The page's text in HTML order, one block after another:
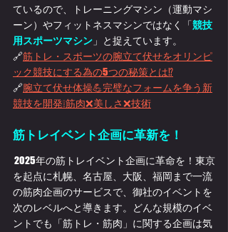
ているので、トレーニングマシン（運動マシ
ーン）やフィットネスマシンではなく「競技
用スポーツマシン 」と捉えています。
🔗筋トレ・スポーツの腕立て伏せをオリンピ
ック競技にする為の5つの秘策とは⁉
🔗腕立て伏せ体操💪完璧なフォームを争う新
競技を開発❕筋肉❌美しさ❌技術
筋トレイベント企画に革新を！
2025年の筋トレイベント企画に革命を！東京
を起点に札幌、名古屋、大阪、福岡まで一流
の筋肉企画のサービスで、御社のイベントを
次のレベルへと導きます。どんな規模のイベ
ントでも「筋トレ・筋肉」に関する企画は気